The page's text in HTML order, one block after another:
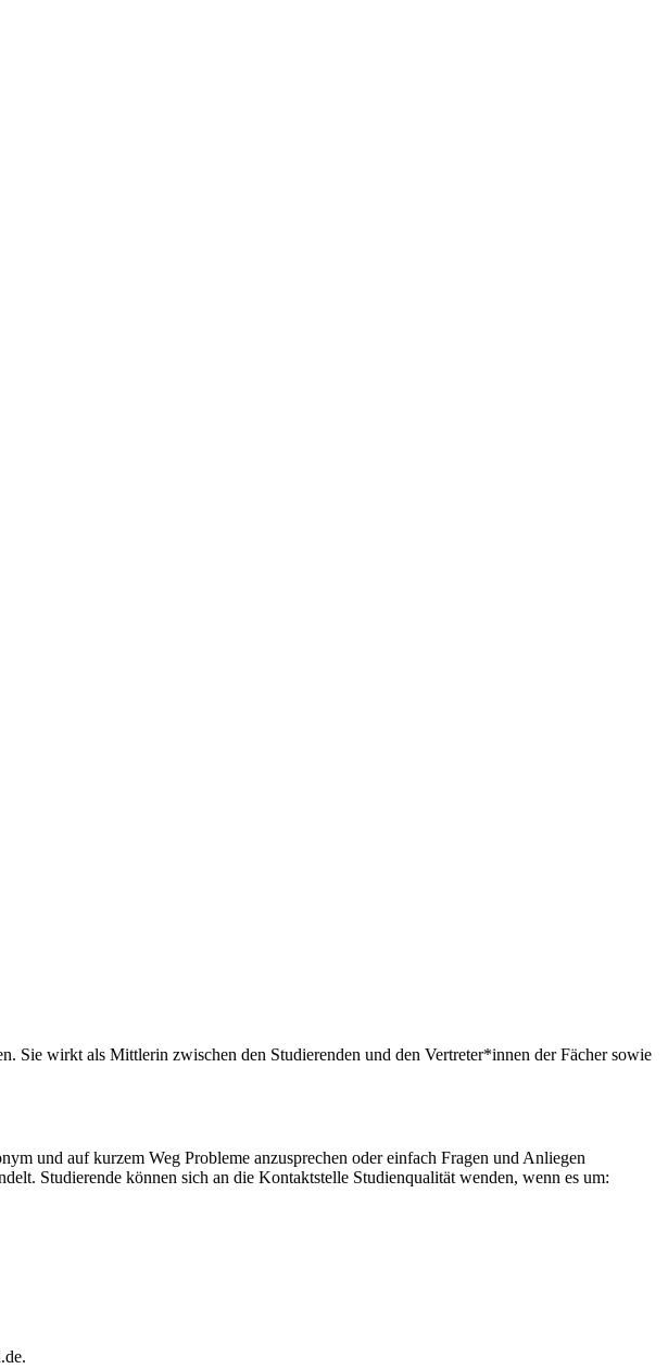
Sie wirkt als Mittlerin zwischen den Studierenden und den Vertreter*innen der Fächer sowie
und auf kurzem Weg Probleme anzusprechen oder einfach Fragen und Anliegen
Studierende können sich an die Kontaktstelle Studienqualität wenden, wenn es um: